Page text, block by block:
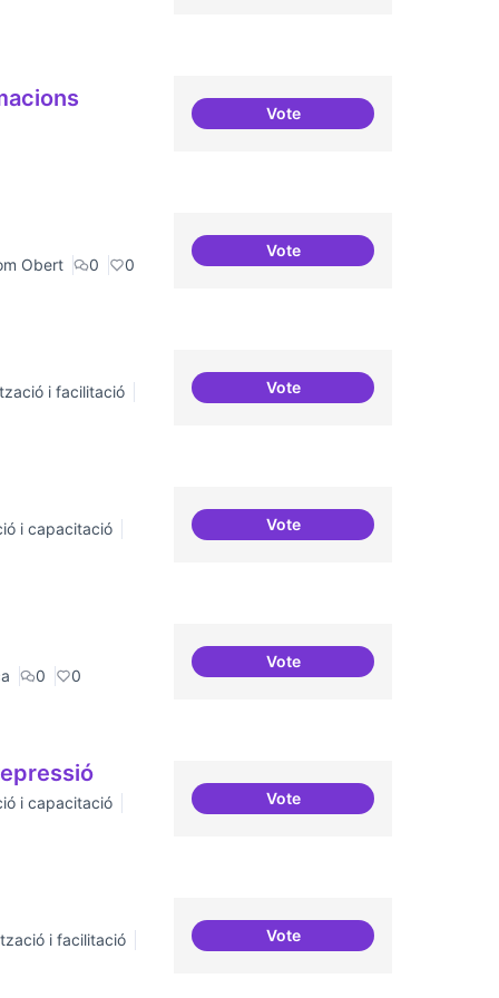
VoteCol·laboració amb Torre
Obert 0 0
VoteGrades Obertes
i facilitació
VoteILP Drets Digitals
i capacitació
VoteDefinició del currículum del
0 0
VoteDigitalització de
i capacitació
VoteTècniques de seguretat
i facilitació
VoteMoviment Activista Digital